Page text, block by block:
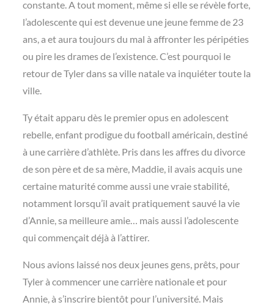
constante. A tout moment, même si elle se révèle forte,
l’adolescente qui est devenue une jeune femme de 23
ans, a et aura toujours du mal à affronter les péripéties
ou pire les drames de l’existence. C’est pourquoi le
retour de Tyler dans sa ville natale va inquiéter toute la
ville.
Ty était apparu dès le premier opus en adolescent
rebelle, enfant prodigue du football américain, destiné
à une carrière d’athlète. Pris dans les affres du divorce
de son père et de sa mère, Maddie, il avais acquis une
certaine maturité comme aussi une vraie stabilité,
notamment lorsqu’il avait pratiquement sauvé la vie
d’Annie, sa meilleure amie… mais aussi l’adolescente
qui commençait déjà à l’attirer.
Nous avions laissé nos deux jeunes gens, prêts, pour
Tyler à commencer une carrière nationale et pour
Annie, à s’inscrire bientôt pour l’université. Mais